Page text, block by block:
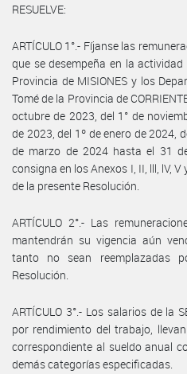
RESUELVE:
ARTÍCULO 1°.- Fíjanse las
que se desempeña en la actividad
Provincia de MISIONES y los
Tomé de la Provincia de
octubre de 2023, del 1° de
de 2023, del 1º de enero de 2024,
de marzo de 2024 hasta el 31
consigna en los Anexos I, II, lll, lV,
de la presente Resolución.
ARTÍCULO 2°.- Las
mantendrán su vigencia aún
tanto no sean reemplazadas
Resolución.
ARTÍCULO 3°.- Los salarios de la
por rendimiento del trabajo,
correspondiente al sueldo anual
demás categorías especificadas.